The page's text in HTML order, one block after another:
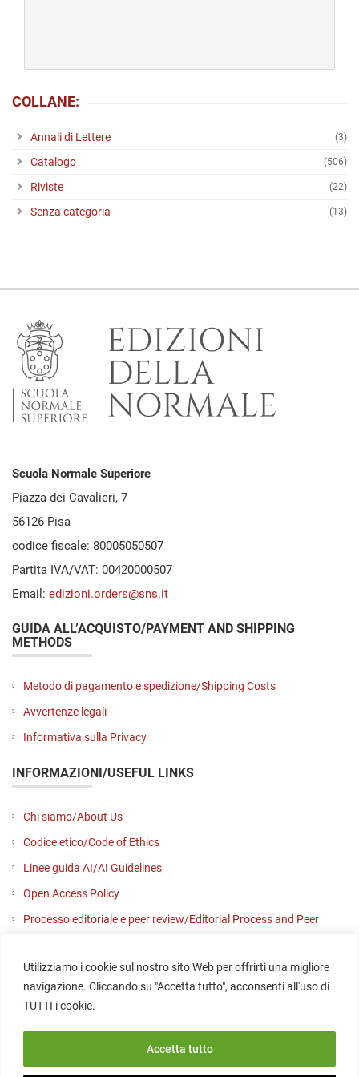
Utilizziamo i cookie sul nostro sito Web per offrirti una migliore
navigazione. Cliccando su "Accetta tutto", acconsenti all'uso di
TUTTI i cookie.
Accetta tutto
€ 24,00.€ 24,00.
COLLANE:
Annali di Lettere (3)
Catalogo (506)
Riviste (22)
Senza categoria (13)
Scuola Normale Superiore
Piazza dei Cavalieri, 7
56126 Pisa
codice fiscale: 80005050507
Partita IVA/VAT: 00420000507
Email: edizioni.orders@sns.it
GUIDA ALL’ACQUISTO/PAYMENT AND SHIPPING
METHODS
Metodo di pagamento e spedizione/Shipping Costs
Avvertenze legali
Informativa sulla Privacy
INFORMAZIONI/USEFUL LINKS
Chi siamo/About Us
Codice etico/Code of Ethics
Linee guida AI/AI Guidelines
Open Access Policy
Processo editoriale e peer review/Editorial Process and Peer
Contattaci/Contact us
SOCIAL